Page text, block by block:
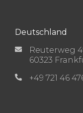
Deutschland
Reuterweg
60323
+49 721 46